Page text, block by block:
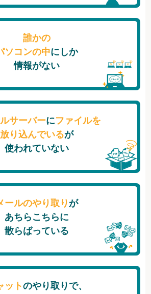
誰かの
ソコンの中にしか
情報がない
サーバーにファイルを
放り込んでいるが
使われていない
ールのやり取り が
あちらこちらに
散らばっている
ットのやり取りで、